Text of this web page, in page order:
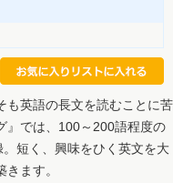
も英語の長文を読むことに苦
』では、100～200語程度の
短く、興味をひく英文を大
ます。